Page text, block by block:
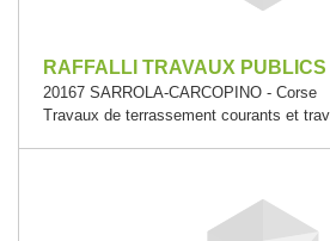
RAFFALLI TRAVAUX PUBLICS
20167 SARROLA-CARCOPINO - Corse
Travaux de terrassement courants et